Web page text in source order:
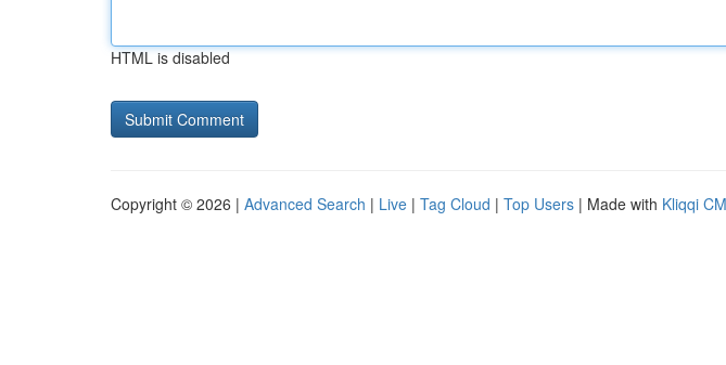
HTML is disabled
Copyright © 2026 | Advanced Search | Live | Tag Cloud | Top Users | Made with Kliqqi